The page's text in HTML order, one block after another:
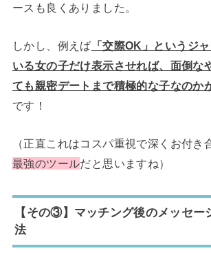
ースも良くありました。
しかし、例えば 「交際OK」というジ
いる女の子だけ表示させれば、面倒な
ても親密デートまで積極的な子なのか
です！
（正直これはコスパ重視で深くお付き
最強のツールだと思いますね）
【その③】マッチング後のメッセー
法